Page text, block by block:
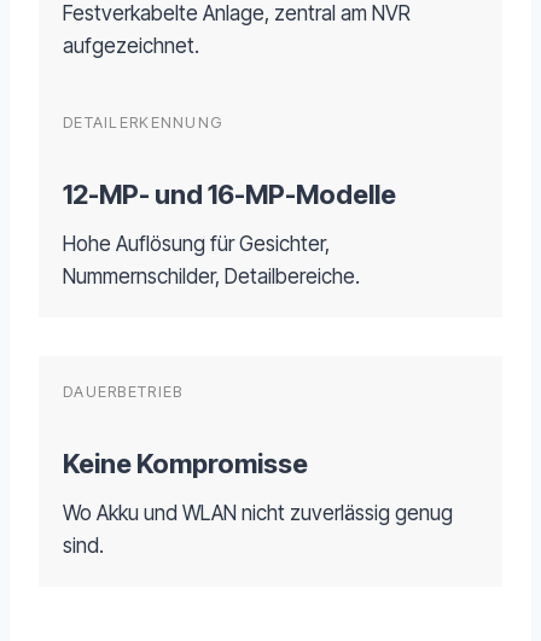
Festverkabelte Anlage, zentral am NVR
aufgezeichnet.
DETAILERKENNUNG
12-MP- und 16-MP-Modelle
Hohe Auflösung für Gesichter,
Nummernschilder, Detailbereiche.
DAUERBETRIEB
Keine Kompromisse
Wo Akku und WLAN nicht zuverlässig genug
sind.